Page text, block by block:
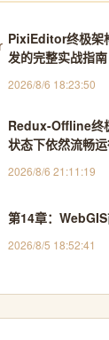
PixiEditor终极架
发的完整实战指南
2026/8/6 18:23:50
Redux-Offline终
状态下依然流畅运
2026/8/6 21:11:19
第14章：
2026/8/5 18:52:41